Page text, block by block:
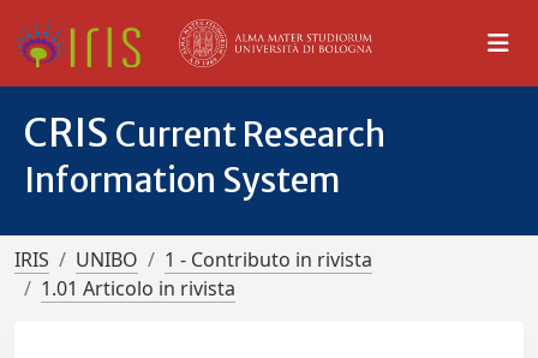
CRIS Current Research
Information System
IRIS UNIBO
1 - Contributo in rivista
1.01 Articolo in rivista